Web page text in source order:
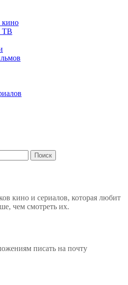
кино
ТВ
кино и сериалов, которая любит
чем смотреть их.
писать на почту